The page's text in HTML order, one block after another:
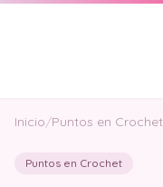
Inicio/Puntos en Crochet
Puntos en Crochet